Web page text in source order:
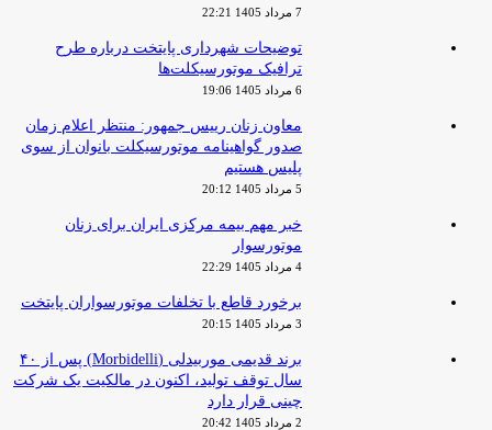
7 مرداد 1405 22:21
توضیحات شهرداری پایتخت درباره طرح
ترافیک موتورسیکلت‌ها
6 مرداد 1405 19:06
معاون زنان رییس جمهور: منتظر اعلام زمان
صدور گواهینامه موتورسیکلت بانوان از سوی
پلیس هستیم
5 مرداد 1405 20:12
خبر مهم بیمه مرکزی ایران برای زنان
موتورسوار
4 مرداد 1405 22:29
برخورد قاطع با تخلفات موتورسواران پایتخت
3 مرداد 1405 20:15
برند قدیمی موربیدلی (Morbidelli) پس از ۴۰
سال توقف تولید، اکنون در مالکیت یک شرکت
چینی قرار دارد
2 مرداد 1405 20:42